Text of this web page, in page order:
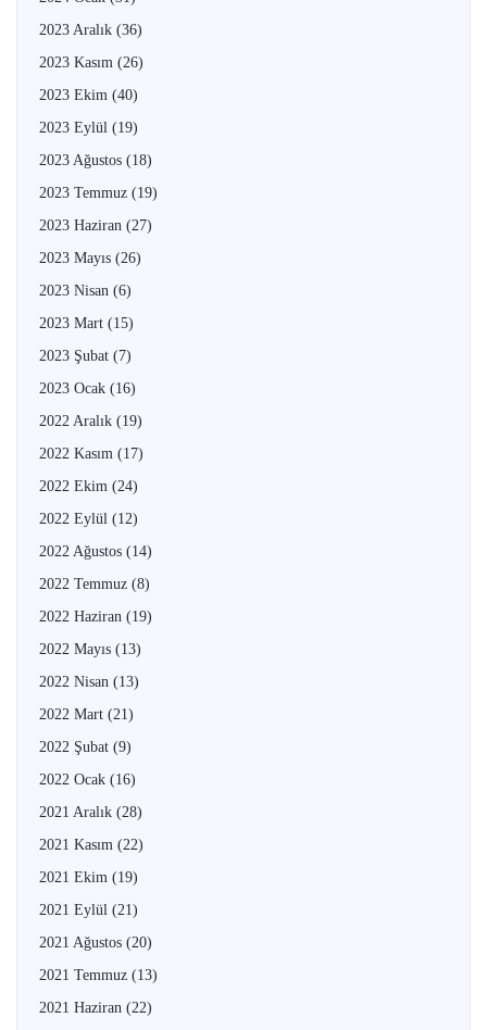
2023 Aralık (36)
2023 Kasım (26)
2023 Ekim (40)
2023 Eylül (19)
2023 Ağustos (18)
2023 Temmuz (19)
2023 Haziran (27)
2023 Mayıs (26)
2023 Nisan (6)
2023 Mart (15)
2023 Şubat (7)
2023 Ocak (16)
2022 Aralık (19)
2022 Kasım (17)
2022 Ekim (24)
2022 Eylül (12)
2022 Ağustos (14)
2022 Temmuz (8)
2022 Haziran (19)
2022 Mayıs (13)
2022 Nisan (13)
2022 Mart (21)
2022 Şubat (9)
2022 Ocak (16)
2021 Aralık (28)
2021 Kasım (22)
2021 Ekim (19)
2021 Eylül (21)
2021 Ağustos (20)
2021 Temmuz (13)
2021 Haziran (22)